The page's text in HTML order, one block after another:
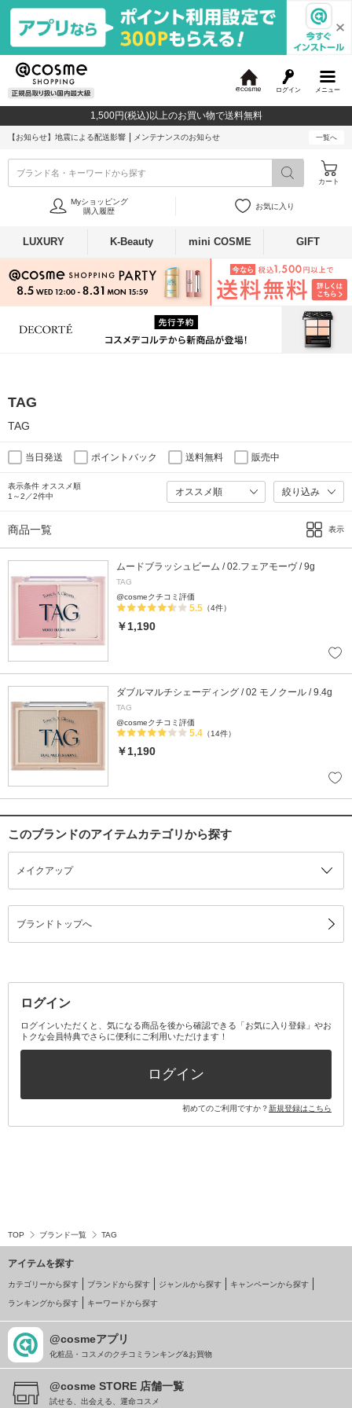
メニュー
ログイン
c
o
1,500円(税込)以上のお買い物で送料無料
【お知らせ】 地震による配送影響 メンテナンスのお知らせ 一覧へ
ブランド名・キーワードから探す
カート
Myショッピング
購入履歴
お気に入り
LUXURY K-Beauty mini COSME GIFT
TAG
TAG
当日発送 ポイントバック 送料無料 販売中
表示条件 オススメ順
1～2／2件中
絞り込み
商品一覧 表示
ムードブラッシュビーム / 02.フェアモーヴ / 9g
TAG
@cosmeクチコミ評価
5.5 （4件）
￥1,190
ダブルマルチシェーディング / 02 モノクール / 9.4g
TAG
@cosmeクチコミ評価
5.4 （14件）
￥1,190
このブランドのアイテムカテゴリから探す
メイクアップ
ブランドトップへ
ログイン
ログインいただくと、気になる商品を後から確認できる「お気に入り登録」やお
トクな会員特典でさらに便利にご利用いただけます！
ログイン
初めてのご利用ですか？新規登録はこちら
TOP ブランド一覧 TAG
アイテムを探す
カテゴリーから探す ブランドから探す ジャンルから探す キャンペーンから探す
ランキングから探す キーワードから探す
@cosmeアプリ
化粧品・コスメのクチコミランキング&お買物
@cosme STORE 店舗一覧
試せる、出会える、運命コスメ